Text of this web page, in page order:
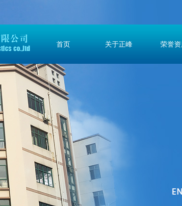
首页 关于正峰 荣誉